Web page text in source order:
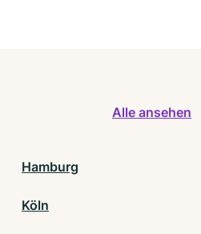
Alle ansehen
Hamburg
Köln